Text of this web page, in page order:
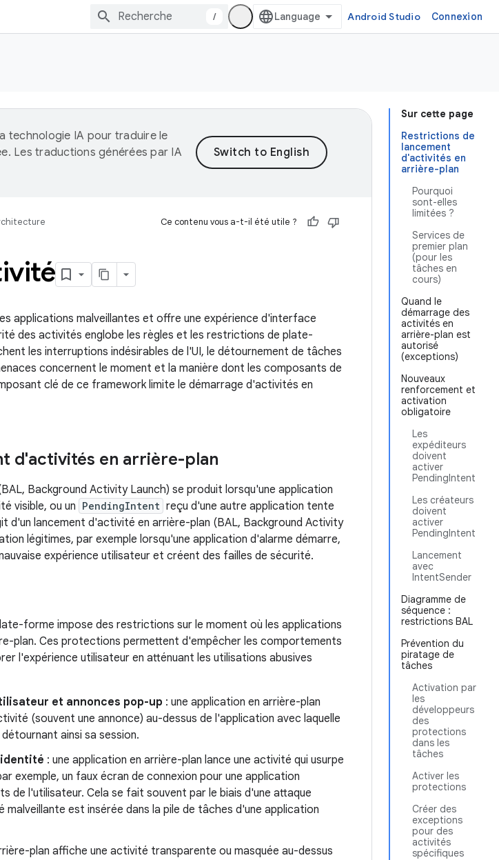
/ Android Studio Connexion
Sur cette page
Restrictions de
lancement
d'activités en
arrière-plan
Pourquoi
sont-elles
limitées ?
Services de
premier plan
(pour les
tâches en
cours)
Quand le
démarrage des
activités en
arrière-plan est
autorisé
(exceptions)
Nouveaux
renforcement et
activation
obligatoire
Les
expéditeurs
doivent
activer
PendingIntent
Les créateurs
doivent
activer
PendingIntent
Lancement
avec
IntentSender
Diagramme de
séquence :
restrictions BAL
Prévention du
piratage de
tâches
Activation par
les
développeurs
des
protections
dans les
tâches
Activer les
protections
Créer des
exceptions
pour des
activités
spécifiques
technologie IA pour traduire le
Les traductions générées par IA
Ce contenu vous a-t-il été utile ?
applications malveillantes et offre une expérience d'interface
des activités englobe les règles et les restrictions de plate-
les interruptions indésirables de l'UI, le détournement de tâches
concernent le moment et la manière dont les composants de
clé de ce framework limite le démarrage d'activités en
d'activités en arrière-plan
Background Activity Launch) se produit lorsqu'une application
visible, ou un PendingIntent reçu d'une autre application tente
d'un lancement d'activité en arrière-plan (BAL, Background Activity
légitimes, par exemple lorsqu'une application d'alarme démarre,
expérience utilisateur et créent des failles de sécurité.
forme impose des restrictions sur le moment où les applications
plan. Ces protections permettent d'empêcher les comportements
l'expérience utilisateur en atténuant les utilisations abusives
et annonces pop-up : une application en arrière-plan
(souvent une annonce) au-dessus de l'application avec laquelle
ainsi sa session.
: une application en arrière-plan lance une activité qui usurpe
exemple, un faux écran de connexion pour une application
de l'utilisateur. Cela se fait souvent par le biais d'une attaque
est insérée dans la pile de tâches d'une application
plan affiche une activité transparente ou masquée au-dessus